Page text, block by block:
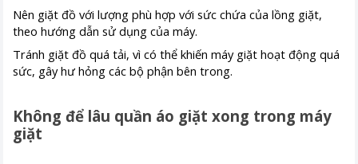
Nên giặt đồ với lượng phù hợp với sức chứa của lồng giặt,
theo hướng dẫn sử dụng của máy.
Tránh giặt đồ quá tải, vì có thể khiến máy giặt hoạt động quá
sức, gây hư hỏng các bộ phận bên trong.
Không để lâu quần áo giặt xong trong máy
giặt